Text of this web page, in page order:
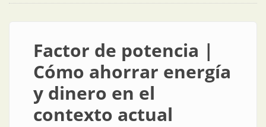
Factor de potencia |
Cómo ahorrar energía
y dinero en el
contexto actual